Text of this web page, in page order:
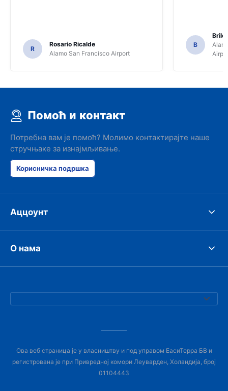
R
Rosario Ricalde
Alamo San Francisco Airport
B
Помоћ и контакт
Потребна вам је помоћ? Молимо контактирајте наше
стручњаке за изнајмљивање.
Корисничка подршка
Аццоунт
О нама
Ова веб страница је у власништву и под управом ЕасиТерра БВ и
регистрована је при Привредној комори Леуварден, Холандија, број
01104443